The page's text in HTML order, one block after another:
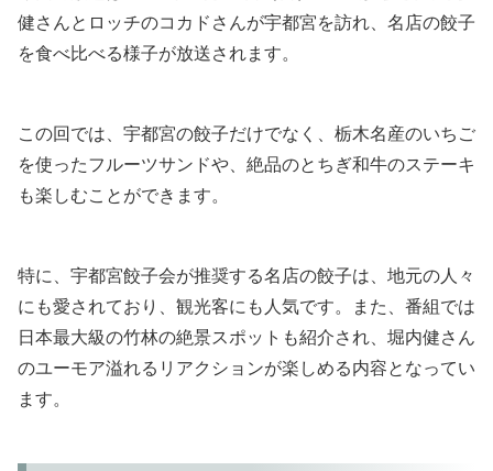
健さんとロッチのコカドさんが宇都宮を訪れ、名店の餃子
を食べ比べる様子が放送されます。
この回では、宇都宮の餃子だけでなく、栃木名産のいちご
を使ったフルーツサンドや、絶品のとちぎ和牛のステーキ
も楽しむことができます。
特に、宇都宮餃子会が推奨する名店の餃子は、地元の人々
にも愛されており、観光客にも人気です。また、番組では
日本最大級の竹林の絶景スポットも紹介され、堀内健さん
のユーモア溢れるリアクションが楽しめる内容となってい
ます。